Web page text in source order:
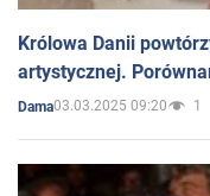
Królowa Danii
artystycznej.
Dama03.03.2025 09:20 1